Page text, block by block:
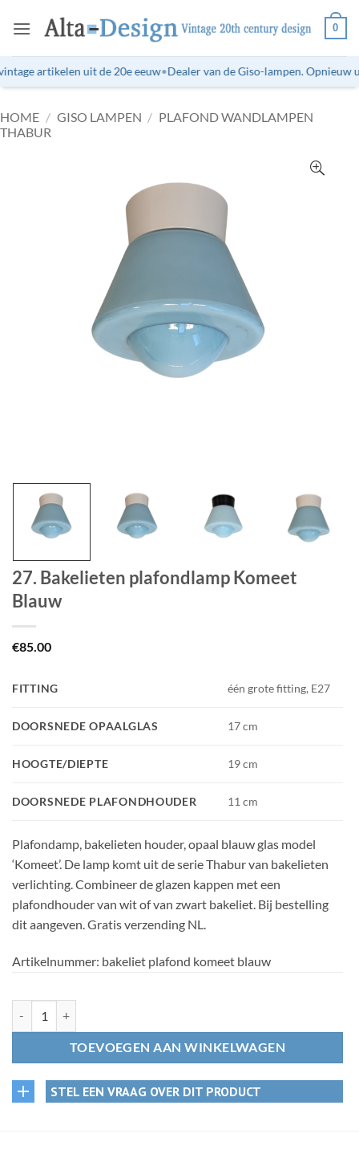
naar
0
artikelen uit de 20e eeuw•Dealer van de Giso-lampen. Opnieuw
HOME / GISO LAMPEN / PLAFOND WANDLAMPEN
THABUR
27. Bakelieten plafondlamp Komeet
Blauw
€85.00
FITTING één grote fitting, E27
DOORSNEDE OPAALGLAS 17 cm
HOOGTE/DIEPTE 19 cm
DOORSNEDE PLAFONDHOUDER 11 cm
Plafondamp, bakelieten houder, opaal blauw glas model
‘Komeet’. De lamp komt uit de serie Thabur van bakelieten
verlichting. Combineer de glazen kappen met een
plafondhouder van wit of van zwart bakeliet. Bij bestelling
dit aangeven. Gratis verzending NL.
Artikelnummer: bakeliet plafond komeet blauw
TOEVOEGEN AAN WINKELWAGEN
STEL EEN VRAAG OVER DIT PRODUCT